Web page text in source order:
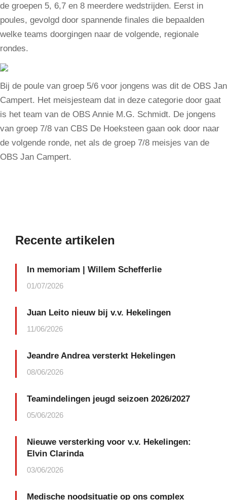
de groepen 5, 6,7 en 8 meerdere wedstrijden. Eerst in
poules, gevolgd door spannende finales die bepaalden
welke teams doorgingen naar de volgende, regionale
rondes.
Bij de poule van groep 5/6 voor jongens was dit de OBS Jan
Campert. Het meisjesteam dat in deze categorie door gaat
is het team van de OBS Annie M.G. Schmidt. De jongens
van groep 7/8 van CBS De Hoeksteen gaan ook door naar
de volgende ronde, net als de groep 7/8 meisjes van de
OBS Jan Campert.
Recente artikelen
In memoriam | Willem Schefferlie
01/07/2026
Juan Leito nieuw bij v.v. Hekelingen
11/06/2026
Jeandre Andrea versterkt Hekelingen
08/06/2026
Teamindelingen jeugd seizoen 2026/2027
05/06/2026
Nieuwe versterking voor v.v. Hekelingen:
Elvin Clarinda
03/06/2026
Medische noodsituatie op ons complex